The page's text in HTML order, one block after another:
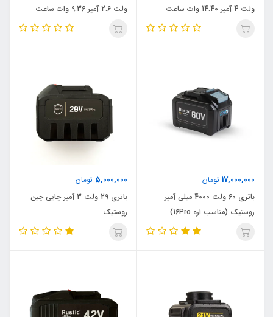
ولت 4 آمپر 14.40 وات ساعت
ولت 2.6 آمپر 9.36 وات ساعت
17,000,000 تومان
باتری 60 ولت 4000 میلی آمپر
روستیک (مناسب اره 16Pro)
5,000,000 تومان
باتری 29 ولت 3 آمپر چایی چین
روستیک